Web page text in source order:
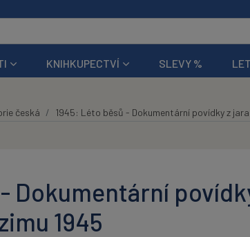
KNIHKUPECTVÍ SLEVY %
česká 1945: Léto běsů - Dokumentární povídky z
Dokumentární
1945